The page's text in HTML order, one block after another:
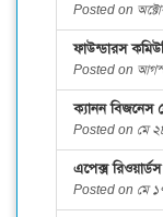
Posted on
ফাউন্ডারস
Posted on
ক্যানন বিজনেস
Posted on মে
এপেক্স
Posted on মে